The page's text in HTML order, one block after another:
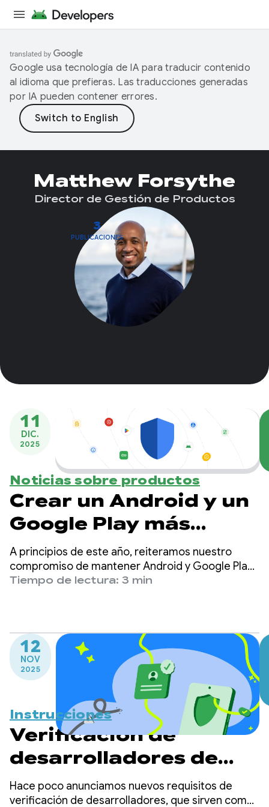
Google usa tecnología de IA para traducir contenido
al idioma que prefieras. Las traducciones generadas
por IA pueden contener errores.
3
PUBLICACIONES
Matthew Forsythe
Director de Gestión de Productos
11
DIC.
2025
Noticias sobre productos
Crear un Android y un
Google Play más
seguros, juntos
A principios de este año, reiteramos nuestro
compromiso de mantener Android y Google Play
como plataformas seguras para todos los
Tiempo de lectura: 3 min
12
NOV
2025
Instrucciones
Verificación de
desarrolladores de
Android: el acceso
Hace poco anunciamos nuevos requisitos de
verificación de desarrolladores, que sirven como